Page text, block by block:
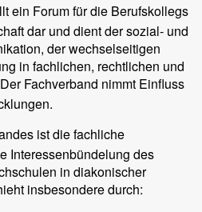
ein Forum für die Berufskollegs
dar und dient der sozial- und
der wechselseitigen
in fachlichen, rechtlichen und
Der Fachverband nimmt Einfluss
ist die fachliche
Interessenbündelung des
in diakonischer
insbesondere durch: